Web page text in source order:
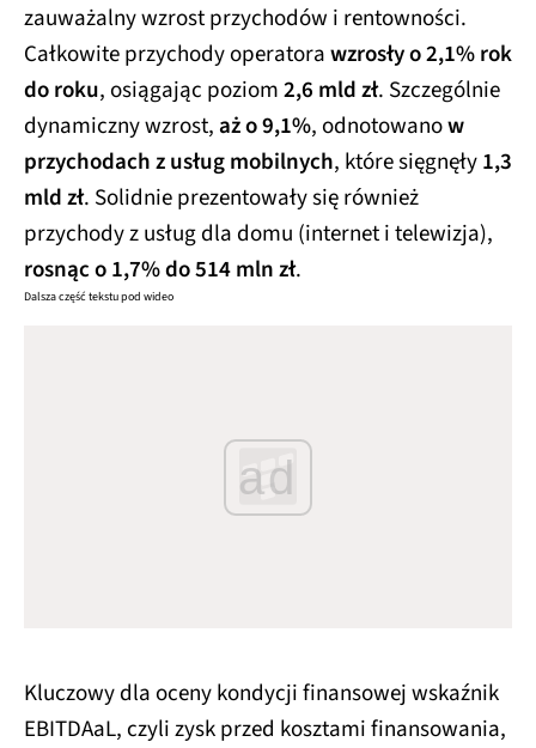
zauważalny wzrost przychodów i rentowności.
Całkowite przychody operatorawzrosły o 2,1% rok
do roku, osiągając poziom2,6 mld zł. Szczególnie
dynamiczny wzrost,aż o 9,1%, odnotowanow
przychodach z usług mobilnych, które sięgnęły1,3
mld zł. Solidnie prezentowały się również
przychody z usług dla domu (internet i telewizja),
rosnąc o 1,7% do 514 mln zł.
Dalsza część tekstu pod wideo
ad
Kluczowy dla oceny kondycji finansowej wskaźnik
EBITDAaL, czyli zysk przed kosztami finansowania,